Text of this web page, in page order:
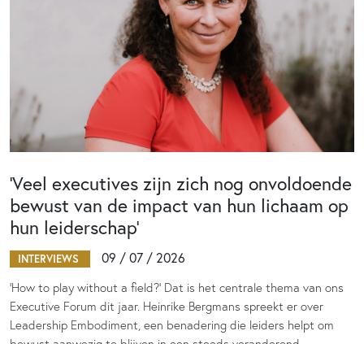
‘Veel executives zijn zich nog onvoldoende
bewust van de impact van hun lichaam op
hun leiderschap’
INTERVIEWS 09 / 07 / 2026
‘How to play without a field?’ Dat is het centrale thema van ons
Executive Forum dit jaar. Heinrike Bergmans spreekt er over
Leadership Embodiment, een benadering die leiders helpt om